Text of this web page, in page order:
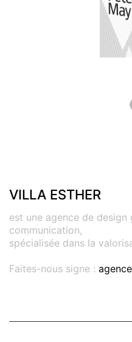
VILLA ESTHER
est une agence de design
communication,
spécialisée dans la
Faites-nous signe :